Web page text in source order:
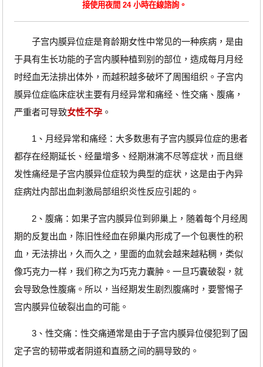
接使用夜間 24 小時在線諮詢。
子宫内膜异位症是育龄期女性中常见的一种疾病，是由
于具有生长功能的子宫内膜种植到别的部位，造成每月月经
时经血无法排出体外，而越积越多破坏了周围组织。子宫内
膜异位症临床症状主要有月经异常和痛经、性交痛、腹痛，
严重者可导致女性不孕。
1、月经异常和痛经：大多数患有子宫内膜异位症的患者
都存在经期延长、经量增多、经期淋漓不尽等症状，而且继
发性痛经是子宫内膜异位症较为典型的症状，这是由于內异
症病灶内部出血刺激局部组织炎性反应引起的。
2、腹痛：如果子宫内膜异位到卵巢上，随着每个月经周
期的反复出血，陈旧性经血在卵巢内形成了一个包裹性的积
血，无法排出，久而久之，里面的血就会越来越粘稠，类似
像巧克力一样，我们称之为巧克力囊肿。一旦巧囊破裂，就
会导致急性腹痛。所以，当经期发生剧烈腹痛时，要警惕子
宫内膜异位破裂出血的可能。
3、性交痛：性交痛通常是由于子宫内膜异位侵犯到了固
定子宫的韧带或者阴道和直肠之间的膈导致的。